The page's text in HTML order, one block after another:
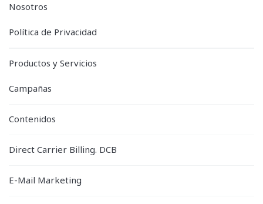
Nosotros
Política de Privacidad
Productos y Servicios
Campañas
Contenidos
Direct Carrier Billing. DCB
E-Mail Marketing